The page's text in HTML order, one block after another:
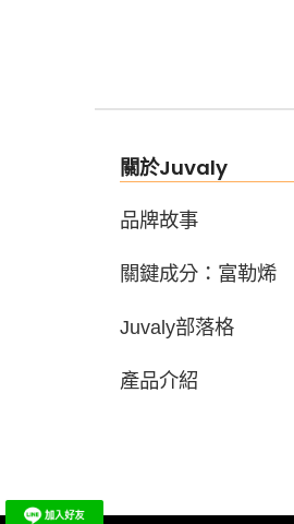
關於Juvaly
品牌故事
關鍵成分：富勒烯
Juvaly部落格
產品介紹